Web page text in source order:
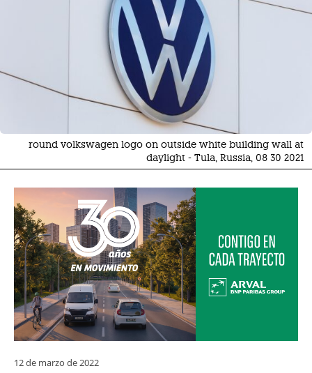
round volkswagen logo on outside white building wall at
daylight - Tula, Russia, 08 30 2021
12 de marzo de 2022